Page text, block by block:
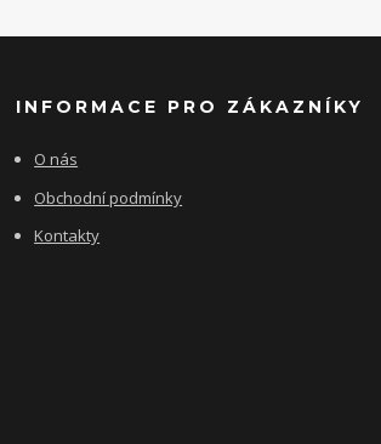
INFORMACE PRO ZÁKAZNÍKY
O nás
Obchodní podmínky
Kontakty